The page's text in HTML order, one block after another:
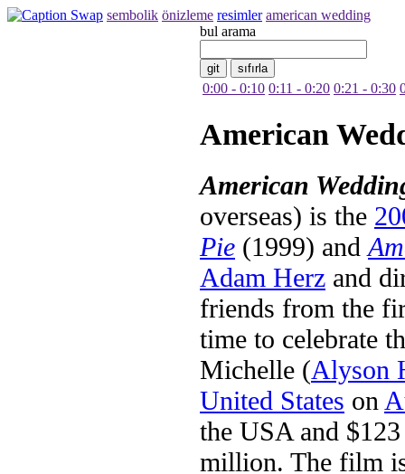
sembolik önizleme resimler american wedding
bul arama
0:00 - 0:10 0:11 - 0:20 0:21 - 0:30
American
American
overseas) is the
Pie (1999) and
Adam Herz and
friends from the
time to celebrate
Michelle (Alyson
United States on
the USA and
million. The film